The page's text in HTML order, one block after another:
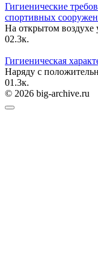
Гигиенические
спортивных
На открытом воздухе
02.3к.
Гигиеническая
Наряду с
01.3к.
© 2026 big-archive.ru